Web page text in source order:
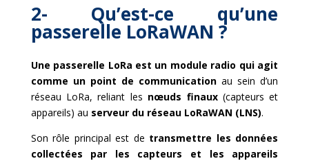
2- Qu’est-ce qu’une
passerelle LoRaWAN ?
Une passerelle LoRa est un module radio qui agit
comme un point de communication au sein d’un
réseau LoRa, reliant les nœuds finaux(capteurs et
appareils) au serveur du réseau LoRaWAN (LNS).
Son rôle principal est de transmettre les données
collectées par les capteurs et les appareils